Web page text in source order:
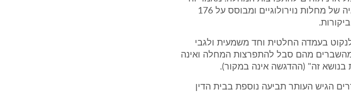
מופיע בעתון יוקרתי העוסק באפידמיולוגיה של מחלות נוירולוגיים ומבוסס על 176
בעמדה החלטית וחד משמעית ולגבי
מהם סבל להתפרצות המחלה ואינה
זה" (ההדגשה אינה במקור).
הגיש העותר תביעה נוספת בבית הדין